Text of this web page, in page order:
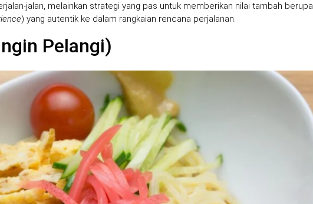
jalan, melainkan strategi yang pas untuk memberikan nilai tambah berupa
) yang autentik ke dalam rangkaian rencana perjalanan.
Pelangi)